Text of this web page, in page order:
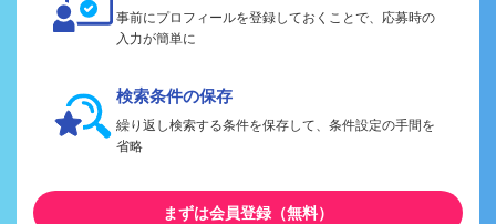
事前にプロフィールを登録しておくことで、応募時の
入力が簡単に
検索条件の保存
繰り返し検索する条件を保存して、条件設定の手間を
省略
まずは会員登録（無料）